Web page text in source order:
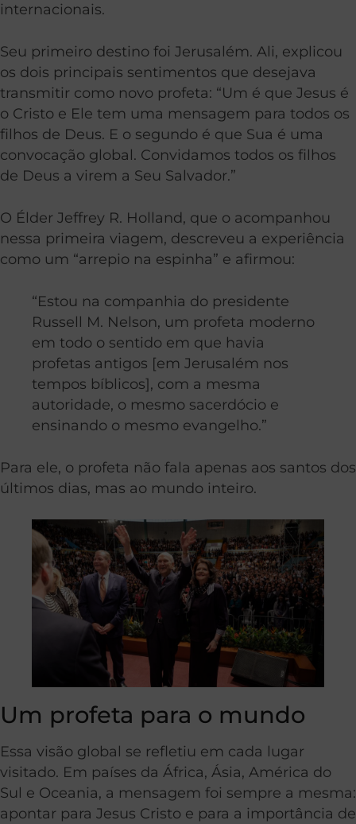
internacionais.
Seu primeiro destino foi Jerusalém. Ali, explicou
os dois principais sentimentos que desejava
transmitir como novo profeta: “Um é que Jesus é
o Cristo e Ele tem uma mensagem para todos os
filhos de Deus. E o segundo é que Sua é uma
convocação global. Convidamos todos os filhos
de Deus a virem a Seu Salvador.”
O Élder Jeffrey R. Holland, que o acompanhou
nessa primeira viagem, descreveu a experiência
como um “arrepio na espinha” e afirmou:
“Estou na companhia do presidente
Russell M. Nelson, um profeta moderno
em todo o sentido em que havia
profetas antigos [em Jerusalém nos
tempos bíblicos], com a mesma
autoridade, o mesmo sacerdócio e
ensinando o mesmo evangelho.”
Para ele, o profeta não fala apenas aos santos dos
últimos dias, mas ao mundo inteiro.
Um profeta para o mundo
Essa visão global se refletiu em cada lugar
visitado. Em países da África, Ásia, América do
Sul e Oceania, a mensagem foi sempre a mesma:
apontar para Jesus Cristo e para a importância de